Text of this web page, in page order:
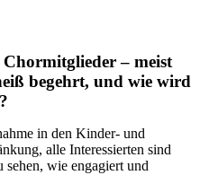
– meist
begehrt, und wie wird
in den Kinder- und
alle Interessierten sind
wie engagiert und